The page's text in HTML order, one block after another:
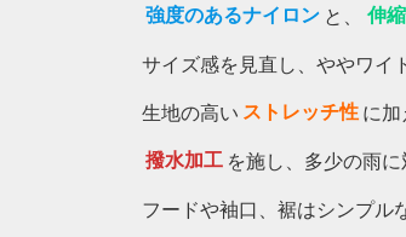
強度のあるナイロン と、 伸
サイズ感を見直し、ややワイ
生地の高い ストレッチ性 に加
撥水加工 を施し、多少の雨に
フードや袖口、裾はシンプル